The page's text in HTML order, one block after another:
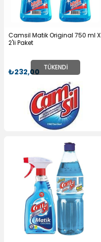
TÜKENDI
Camsil Matik Original 750 ml X
2'li Paket
₺232,00